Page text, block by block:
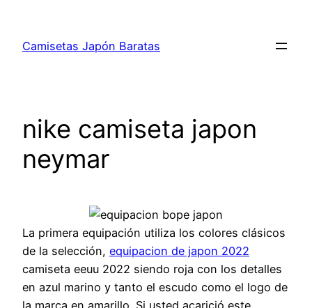
contenido
Camisetas Japón Baratas
nike camiseta japon
neymar
La primera equipación utiliza los colores clásicos
de la selección, equipacion de japon 2022
camiseta eeuu 2022 siendo roja con los detalles
en azul marino y tanto el escudo como el logo de